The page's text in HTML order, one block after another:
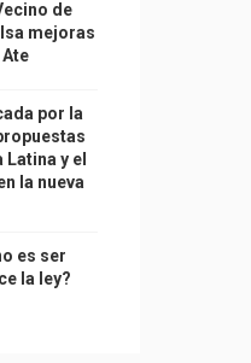
de
mejoras
por la
y el
la nueva
es ser
la ley?